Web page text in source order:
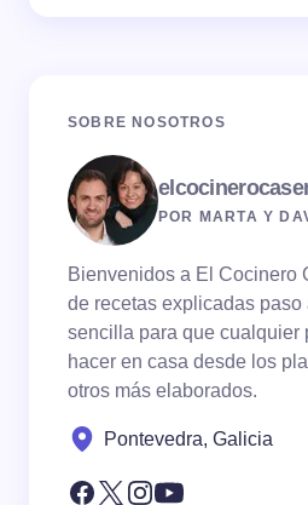
SOBRE NOSOTROS
POR MARTA Y
Bienvenidos a El Cocinero
de recetas explicadas paso
sencilla para que cualquier
hacer en casa desde los
otros más elaborados.
Pontevedra, Galicia